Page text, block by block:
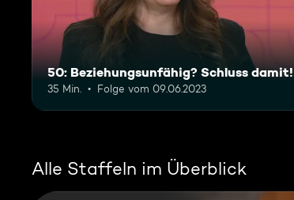
50: Beziehungsunfähig? Schluss damit!
35 Min. Folge vom 09.06.2023
Alle Staffeln im Überblick